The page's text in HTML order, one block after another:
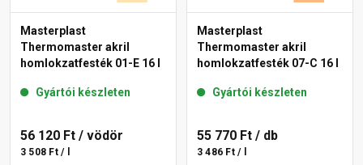
Masterplast
Thermomaster akril
homlokzatfesték 01-E 16 l
Gyártói készleten
56 120 Ft / vödör
3 508 Ft / l
Masterplast
Thermomaster akril
homlokzatfesték 07-C 16 l
Gyártói készleten
55 770 Ft / db
3 486 Ft / l